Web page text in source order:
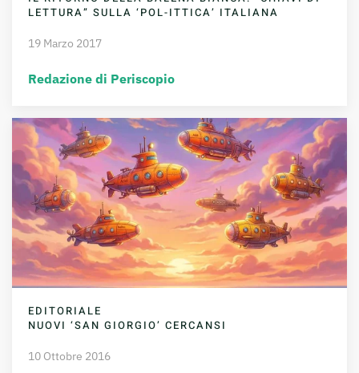
LETTURA” SULLA ‘POL-ITTICA’ ITALIANA
19 Marzo 2017
Redazione di Periscopio
EDITORIALE
NUOVI ‘SAN GIORGIO’ CERCANSI
10 Ottobre 2016